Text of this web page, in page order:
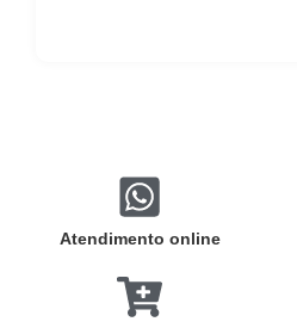
Atendimento online